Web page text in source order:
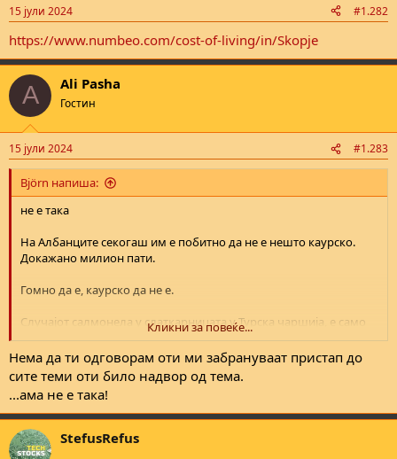
s
15 јули 2024 #1.282
https://www.numbeo.com/cost-of-living/in/Skopje
A Ali Pasha
Гостин
15 јули 2024 #1.283
Björn напиша:
не е така
На Албанците секогаш им е побитно да не е нешто каурско.
Докажано милион пати.
Гомно да е, каурско да не е.
Случајот салмонела у слаткарницата у Турска чаршија, е само
еден од многуте докази за тоа.
Кликни за повеќе...
Нема да ти одговорам оти ми забрануваат пристап до
сите теми оти било надвор од тема.
...ама не е така!
StefusRefus